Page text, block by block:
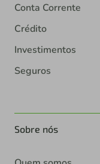
Conta Corrente
Crédito
Investimentos
Seguros
Sobre nós